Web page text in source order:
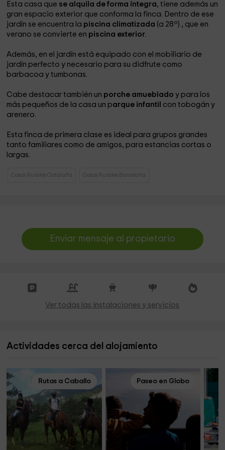
Esta casa que se alquila de forma íntegra, tiene además un
gran espacio exterior que conforma la finca. Dentro de ese
jardín se encuentra la piscina climatizada (a 28º) , que en
verano se convierte en piscina exterior.
Además, en el jardín está equipado con el mobiliario de
jardín perfecto y necesario para su didfrute como
barbacoa y tumbonas.
Cabe destacar también un porche amueblado y para los
más pequeños de la casa un parque infantil con tobogán y
arenero.
Esta finca de primera clase es ideal para grupos grandes
tanto familiares como de amigos, para estancias cortas o
largas.
Casas Rurales Cataluña Casas Rurales Barcelona
Enviar mensaje al propietario
Ver todas las instalaciones y servicios
Actividades cerca del alojamiento
Rutas a Caballo Paseo en Globo